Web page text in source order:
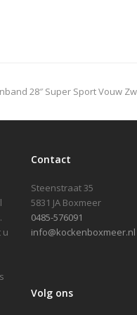
28″ Super Sport Vouw
u
Contact
Steenstraat 35
5831 JA Boxmeer
0485-576091
info@kockenboxmeer.nl
Volg ons